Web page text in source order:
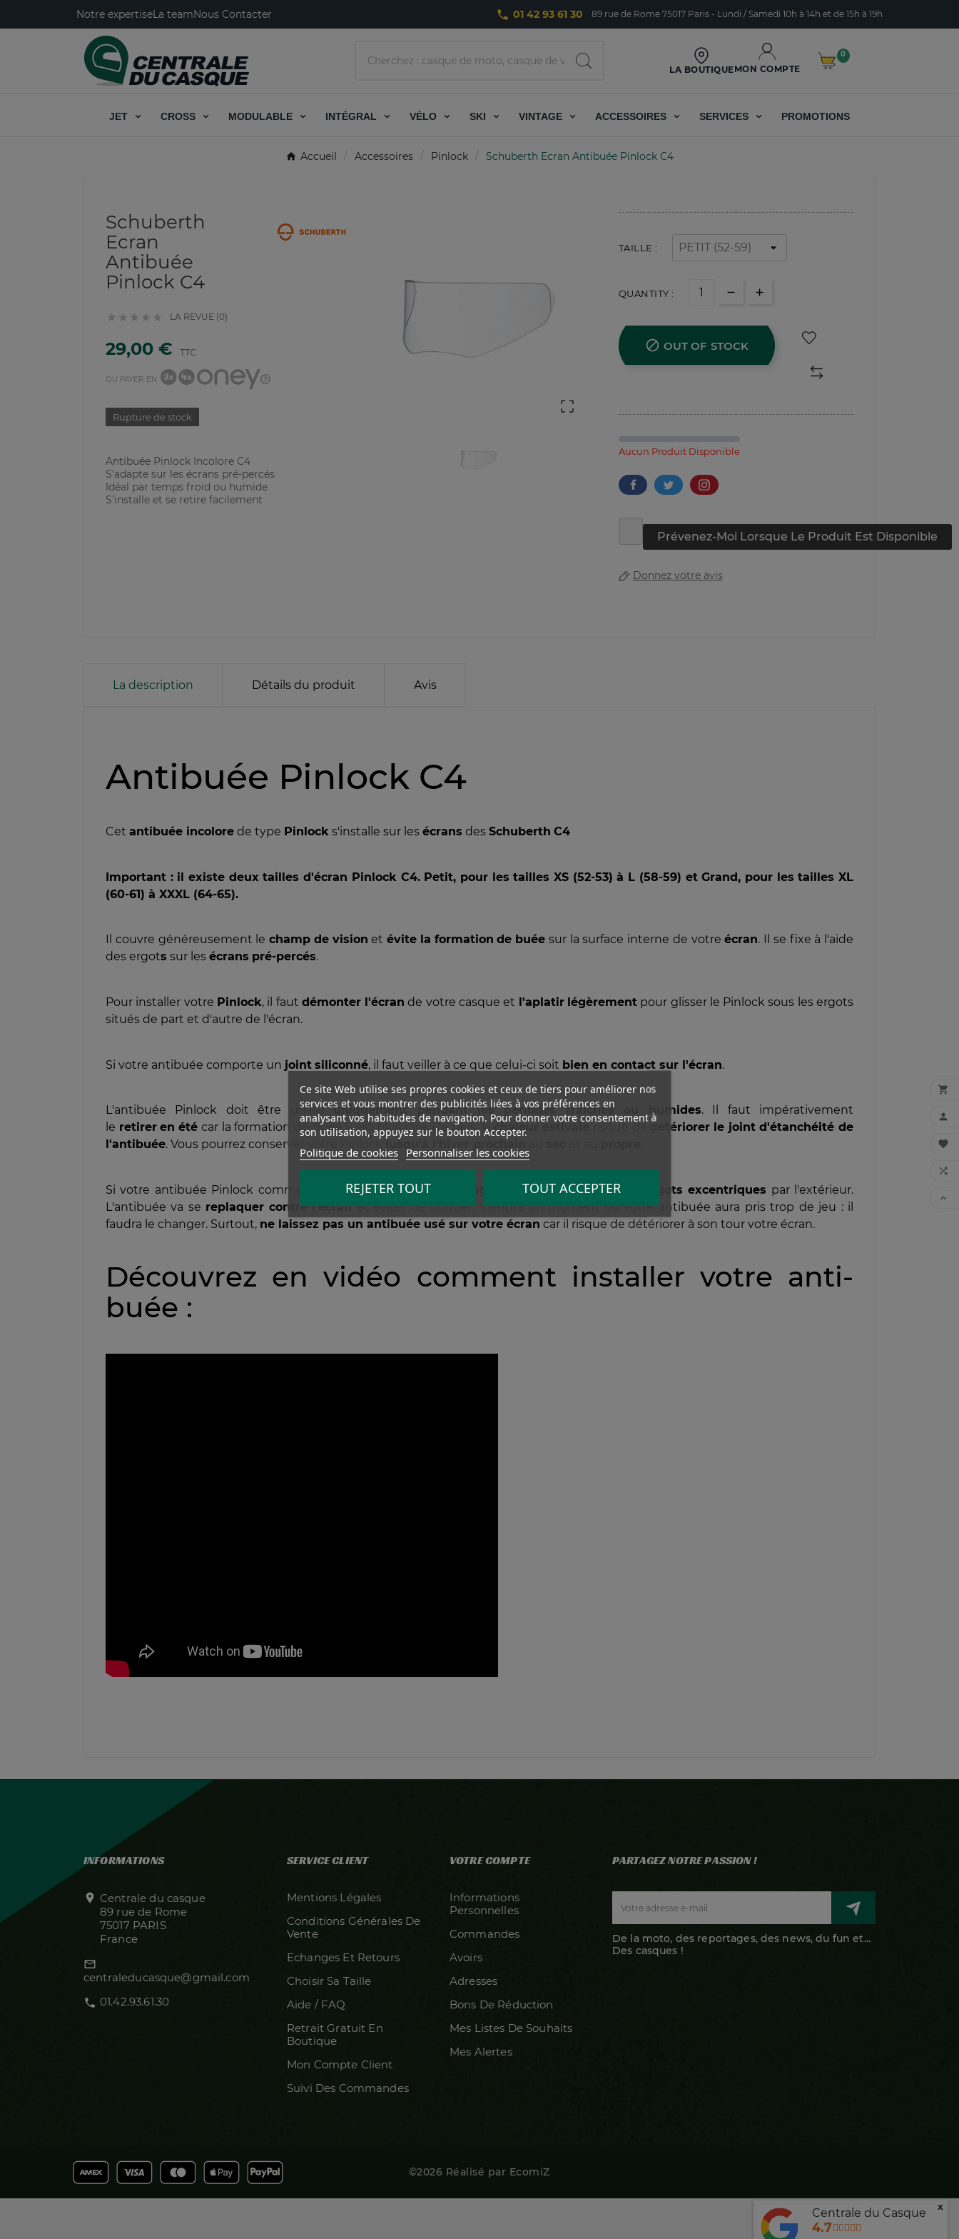
Notre expertiseLa teamNous Contacter phone 01 42 93 61 30 89 rue de Rome 75017 Paris - Lundi / Samedi 10h à 14h et de 15h à 19h
LA BOUTIQUEMON COMPTE
0
JET CROSS MODULABLE INTÉGRAL VÉLO SKI VINTAGE ACCESSOIRES SERVICES PROMOTIONS
Accueil Accessoires Pinlock Schuberth Ecran Antibuée Pinlock C4
Schuberth
Ecran
Antibuée
Pinlock C4
     LA REVUE (0)
29,00 € TTC
OU PAYER EN
Rupture de stock
Antibuée Pinlock Incolore C4
S'adapte sur les écrans pré-percés
Idéal par temps froid ou humide
S'installe et se retire facilement

TAILLE :
QUANTITY :
 OUT OF STOCK
Aucun Produit Disponible
Prévenez-Moi Lorsque Le Produit Est Disponible
Donnez votre avis
La description Détails du produit Avis
Antibuée Pinlock C4
Cet antibuée incolore de type Pinlock s'installe sur les écrans des Schuberth C4
Important : il existe deux tailles d'écran Pinlock C4. Petit, pour les tailles XS (52-53) à L (58-59) et Grand, pour les tailles XL
(60-61) à XXXL (64-65).
Il couvre généreusement le champ de vision et évite la formation de buée sur la surface interne de votreécran. Il se fixe à l'aide
des ergots sur les écrans pré-percés.
Pour installer votre Pinlock, il faut démonter l'écran de votre casque et l'aplatir légèrementpour glisser le Pinlock sous les ergots
situés de part et d'autre de l'écran.
Si votre antibuée comporte un joint siliconné, il faut veiller à ce que celui-ci soit bien en contact sur l'écran.
L'antibuée Pinlock doit être utiliséuniquement pendant les périodes fraîches ou humides. Il faut impérativement
le retirer en été car la formation de buée y est plus rare. De plus, lachaleur détériorer le joint d'étanchéité de
l'antibuée. Vous pourrez conserver votre Pinlock
Si votre antibuée Pinlock commence à prendre du jeu et bouger , il faut viterevisser les ergots excentriques par l'extérieur.
L'antibuée va se replaquer contre l'écranet éviter de bouger. Viendra un moment où votre antibuée aura pris trop de jeu : il
faudra le changer. Surtout, ne laissez pas un antibuée usé sur votre écran car il risque de détériorer à son tour votre écran.
Découvrez en vidéo comment installer votre anti-
buée :
INFORMATIONS
 Centrale du casque
89 rue de Rome
75017 PARIS
France
mail_outline
centraleducasque@gmail.com
call 01.42.93.61.30
SERVICE CLIENT
Mentions Légales
Conditions Générales De
Vente
Echanges Et Retours
Choisir Sa Taille
Aide / FAQ
Retrait Gratuit En
Boutique
Mon Compte Client
Suivi Des Commandes
VOTRE COMPTE
Informations
Personnelles
Commandes
Avoirs
Adresses
Bons De Réduction
Mes Listes De Souhaits
Mes Alertes
PARTAGEZ NOTRE PASSION !
De la moto, des reportages, des news, du fun et...
Des casques !
Ce site Web utilise ses propres cookies et ceux de tiers pour améliorer nos
services et vous montrer des publicités liées à vos préférences en
analysant vos habitudes de navigation. Pour donner votre consentement à
son utilisation, appuyez sur le bouton Accepter.
Politique de cookies Personnaliser les cookies
REJETER TOUT TOUT ACCEPTER





©2026 Réalisé par EcomiZ
Centrale du Casque
4.7
x